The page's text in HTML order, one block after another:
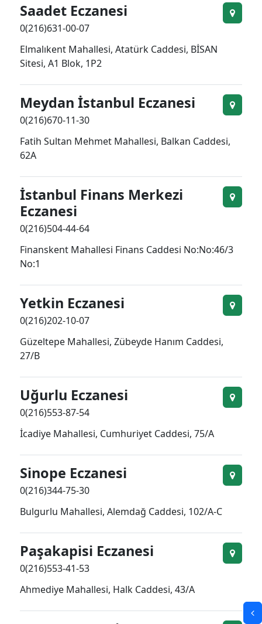
Saadet Eczanesi
0(216)631-00-07
Elmalıkent Mahallesi, Atatürk Caddesi, BİSAN
Sitesi, A1 Blok, 1P2
Meydan İstanbul Eczanesi
0(216)670-11-30
Fatih Sultan Mehmet Mahallesi, Balkan Caddesi,
62A
İstanbul Finans Merkezi
Eczanesi
0(216)504-44-64
Finanskent Mahallesi Finans Caddesi No:No:46/3
No:1
Yetkin Eczanesi
0(216)202-10-07
Güzeltepe Mahallesi, Zübeyde Hanım Caddesi,
27/B
Uğurlu Eczanesi
0(216)553-87-54
İcadiye Mahallesi, Cumhuriyet Caddesi, 75/A
Sinope Eczanesi
0(216)344-75-30
Bulgurlu Mahallesi, Alemdağ Caddesi, 102/A-C
Paşakapisi Eczanesi
0(216)553-41-53
Ahmediye Mahallesi, Halk Caddesi, 43/A